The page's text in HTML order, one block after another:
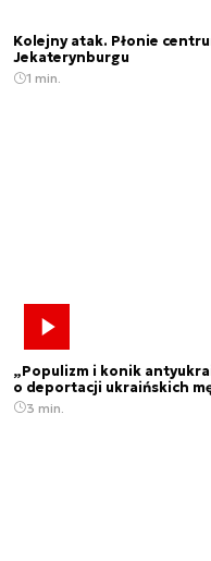
Kolejny atak. Płonie
Jekaterynburgu
1 min.
„Populizm i konik
o deportacji ukraińskich
3 min.